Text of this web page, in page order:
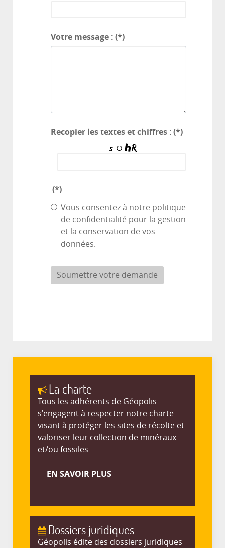
Votre message :(*)
Recopier les textes et chiffres :(*)
(*)
Vous consentez à notre politique
de confidentialité pour la gestion
et la conservation de vos
données.
Soumettre votre demande
La charte
Tous les adhérents de Géopolis
s'engagent à respecter notre charte
visant à protéger les sites de récolte et
valoriser leur collection de minéraux
et/ou fossiles
EN SAVOIR PLUS
Dossiers juridiques
Géopolis édite des dossiers juridiques